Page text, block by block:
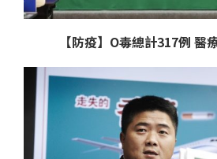
【防疫】O毒總計317例 醫